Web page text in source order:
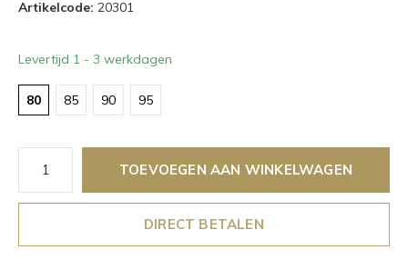
Artikelcode: 20301
Levertijd 1 - 3 werkdagen
80 85 90 95
TOEVOEGEN AAN WINKELWAGEN
DIRECT BETALEN